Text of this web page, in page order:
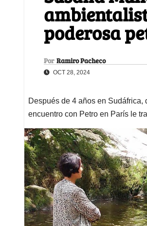
poderosa
Por Ramiro Pacheco
OCT 28, 2024
Después de 4 años en
encuentro con Petro en París le